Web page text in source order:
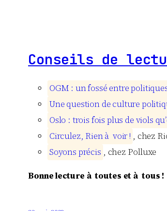
Conseils de
OGM : unfossé entrepolitique
Une question de culture politiq
Oslo : trois fois plus de viols qu’
Circulez, Rienà voir ! , chez
Soyons précis , chez Polluxe
Bonne lecture à toutes et à tous !